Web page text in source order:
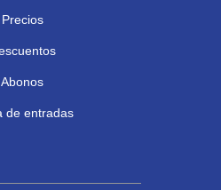
Precios
Abonos
de entradas